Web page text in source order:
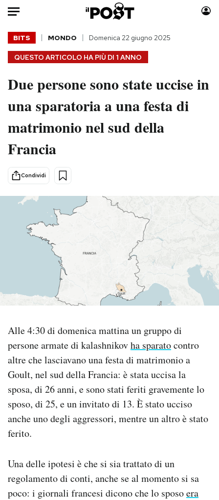
Auto
HOME
Italia
Politica
Tecnologia
Scienza
Cultura
Economia
Sport
Moda
Consumismi
Storie/Idee
Mondiali calcio 2026
PODCAST
NEWSLETTER
I MIEI PREFERITI
SHOP
AREA PERSONALE
Area Personale
Regala il Post
Hai bisogno di aiuto?
Esci
QUESTO ARTICOLO HA PIÙ DI 1 ANNO
BITS MONDO Domenica 22 giugno 2025
Due persone sono state uccise in
una sparatoria a una festa di
matrimonio nel sud della
Francia
Condividi
Alle 4:30 di domenica mattina un gruppo di
persone armate di kalashnikovha sparatocontro
altre che lasciavano una festa di matrimonio a
Goult, nel sud della Francia: è stata uccisa la
sposa, di 26 anni, e sono stati feriti gravemente lo
sposo, di 25, e un invitato di 13. È stato ucciso
anche uno degli aggressori, mentre un altro è stato
ferito.
Una delle ipotesi è che si sia trattato di un
regolamento di conti, anche se al momento si sa
poco: i giornali francesi dicono che lo sposoera